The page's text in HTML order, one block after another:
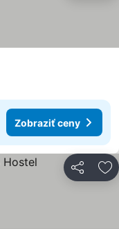
Zobraziť ceny
Zdieľať